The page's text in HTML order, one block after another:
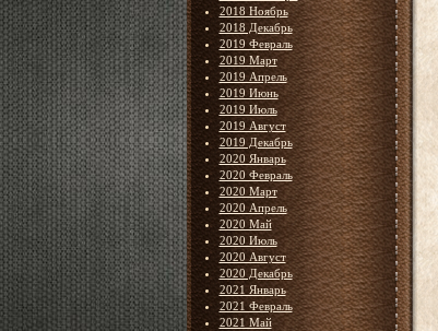
2018 Ноябрь
2018 Декабрь
2019 Февраль
2019 Март
2019 Апрель
2019 Июнь
2019 Июль
2019 Август
2019 Декабрь
2020 Январь
2020 Февраль
2020 Март
2020 Апрель
2020 Май
2020 Июль
2020 Август
2020 Декабрь
2021 Январь
2021 Февраль
2021 Май